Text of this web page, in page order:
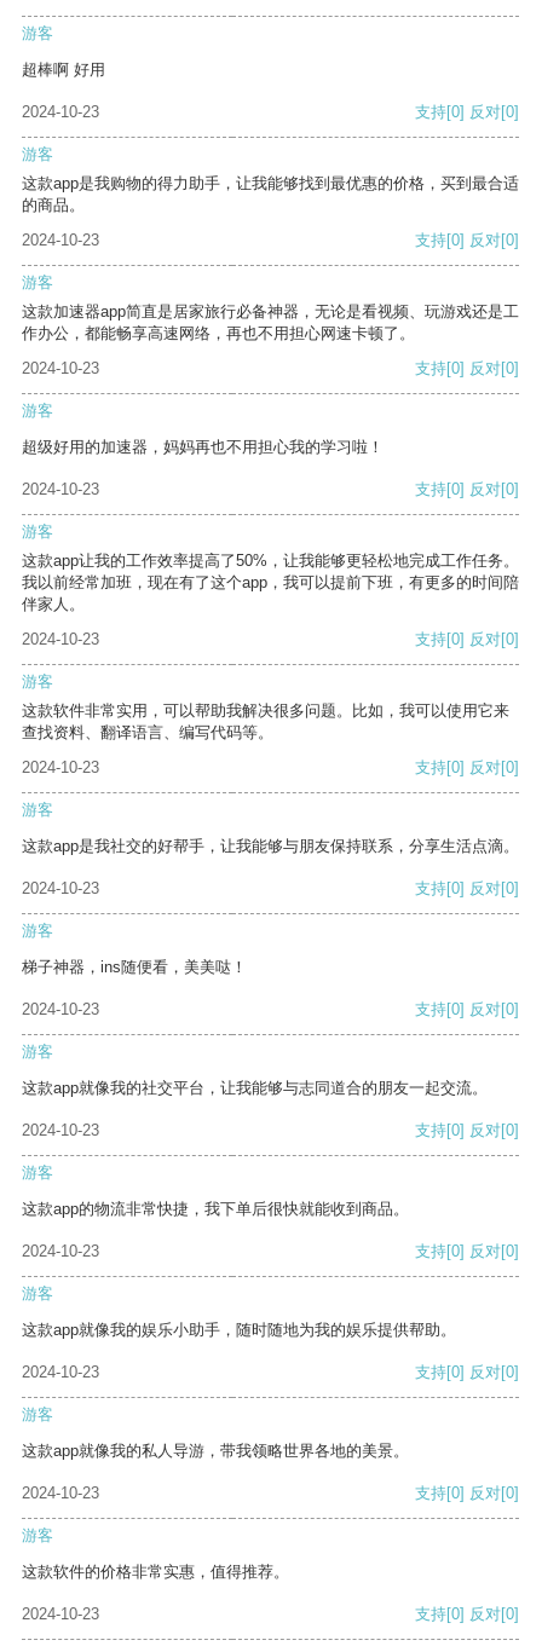
游客
超棒啊 好用
2024-10-23 支持[0] 反对[0]
游客
这款app是我购物的得力助手，让我能够找到最优惠的价格，买到最合适
的商品。
2024-10-23
支持[0] 反对[0]
游客
这款加速器app简直是居家旅行必备神器，无论是看视频、玩游戏还是工
作办公，都能畅享高速网络，再也不用担心网速卡顿了。
2024-10-23
支持[0] 反对[0]
游客
超级好用的加速器，妈妈再也不用担心我的学习啦！
2024-10-23 支持[0] 反对[0]
游客
这款app让我的工作效率提高了50%，让我能够更轻松地完成工作任务。
我以前经常加班，现在有了这个app，我可以提前下班，有更多的时间陪
伴家人。
2024-10-23
支持[0] 反对[0]
游客
这款软件非常实用，可以帮助我解决很多问题。比如，我可以使用它来
查找资料、翻译语言、编写代码等。
2024-10-23
支持[0] 反对[0]
游客
这款app是我社交的好帮手，让我能够与朋友保持联系，分享生活点滴。
2024-10-23 支持[0] 反对[0]
游客
梯子神器，ins随便看，美美哒！
2024-10-23 支持[0] 反对[0]
游客
这款app就像我的社交平台，让我能够与志同道合的朋友一起交流。
2024-10-23 支持[0] 反对[0]
游客
这款app的物流非常快捷，我下单后很快就能收到商品。
2024-10-23 支持[0] 反对[0]
游客
这款app就像我的娱乐小助手，随时随地为我的娱乐提供帮助。
2024-10-23 支持[0] 反对[0]
游客
这款app就像我的私人导游，带我领略世界各地的美景。
2024-10-23 支持[0] 反对[0]
游客
这款软件的价格非常实惠，值得推荐。
2024-10-23 支持[0] 反对[0]